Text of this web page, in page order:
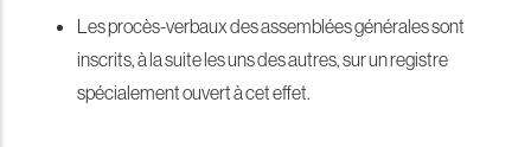
Les procès-verbaux des assemblées générales sont
inscrits, à la suite les uns des autres, sur un registre
spécialement ouvert à cet effet.